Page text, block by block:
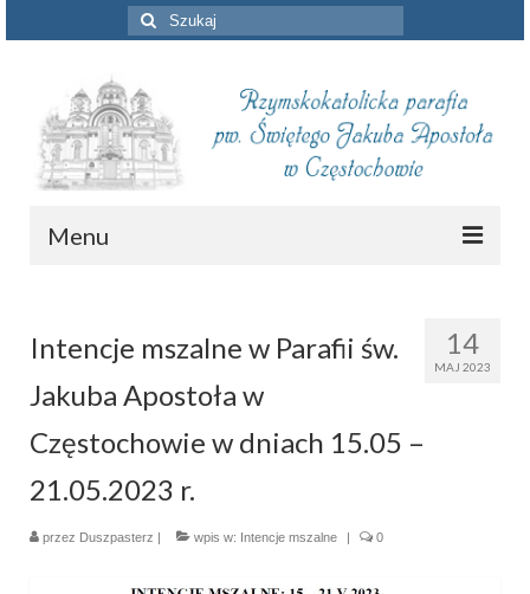
Szuklaj
w:
Menu
Intencje mszalne
Informacje duszpasterskie
Piszą o nas
Remont kościoła
Parafia
14
MAJ 2023
Intencje mszalne w Parafii św.
Jakuba Apostoła w
Częstochowie w dniach 15.05 –
21.05.2023 r.
przez Duszpasterz wpis w: Intencje mszalne 0